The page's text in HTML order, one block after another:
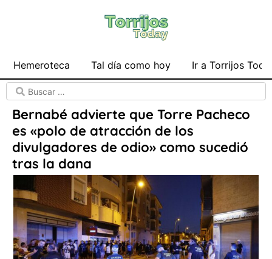
Hemeroteca Tal día como hoy Ir a Torrijos
Bernabé advierte que Torre Pacheco
es «polo de atracción de los
divulgadores de odio» como sucedió
tras la dana